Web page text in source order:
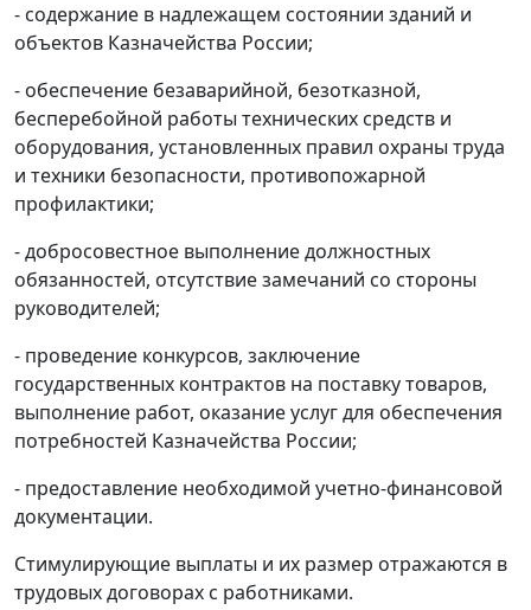
- содержание в надлежащем состоянии зданий и
объектов Казначейства России;
- обеспечение безаварийной, безотказной,
бесперебойной работы технических средств и
оборудования, установленных правил охраны труда
и техники безопасности, противопожарной
профилактики;
- добросовестное выполнение должностных
обязанностей, отсутствие замечаний со стороны
руководителей;
- проведение конкурсов, заключение
государственных контрактов на поставку товаров,
выполнение работ, оказание услуг для обеспечения
потребностей Казначейства России;
- предоставление необходимой учетно-финансовой
документации.
Стимулирующие выплаты и их размер отражаются в
трудовых договорах с работниками.